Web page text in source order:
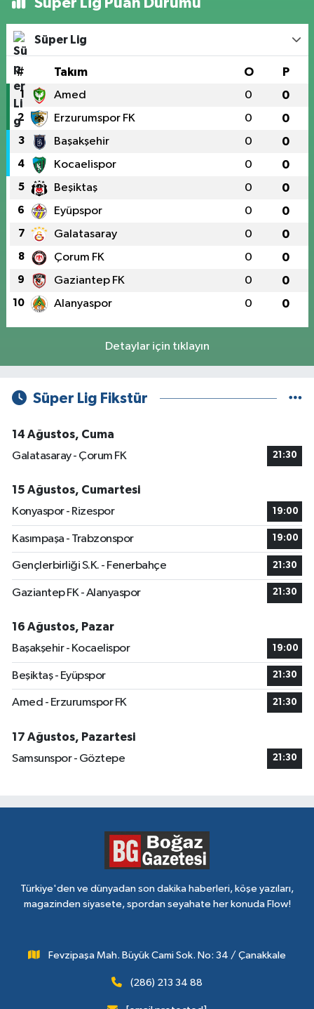
Süper Lig
# Takım O P
1 Amed 0 0
2 Erzurumspor FK 0 0
3 Başakşehir 0 0
4 Kocaelispor 0 0
5 Beşiktaş 0 0
6 Eyüpspor 0 0
7 Galatasaray 0 0
8 Çorum FK 0 0
9 Gaziantep FK 0 0
10 Alanyaspor 0 0
Detaylar için tıklayın
Süper Lig Fikstür
14 Ağustos, Cuma
Galatasaray - Çorum FK
21:30
15 Ağustos, Cumartesi
Konyaspor - Rizespor
19:00
Kasımpaşa - Trabzonspor 19:00
Gençlerbirliği S.K. - Fenerbahçe 21:30
Gaziantep FK - Alanyaspor 21:30
16 Ağustos, Pazar
Başakşehir - Kocaelispor
19:00
Beşiktaş - Eyüpspor 21:30
Amed - Erzurumspor FK 21:30
17 Ağustos, Pazartesi
Samsunspor - Göztepe
21:30
Türkiye'den ve dünyadan son dakika haberleri, köşe yazıları,
magazinden siyasete, spordan seyahate her konuda Flow!
Fevzipaşa Mah. Büyük Cami Sok. No: 34 / Çanakkale
(286) 213 34 88